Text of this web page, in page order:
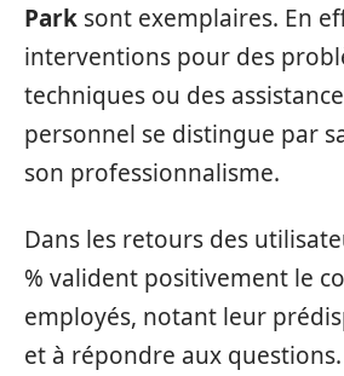
Park sont exemplaires. En
interventions pour des
techniques ou des
personnel se distingue par
son professionnalisme.
Dans les retours des
% valident positivement le
employés, notant leur
et à répondre aux